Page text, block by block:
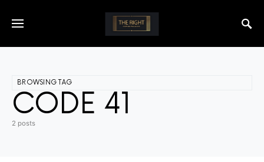
BROWSING TAG
CODE 41
2 posts